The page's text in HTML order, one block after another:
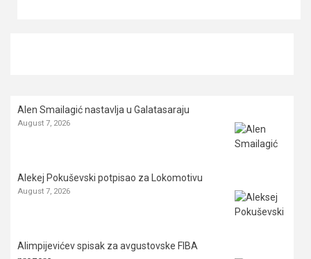
Alen Smailagić nastavlja u Galatasaraju
August 7, 2026
Alekej Pokuševski potpisao za Lokomotivu
August 7, 2026
Alimpijevićev spisak za avgustovske FIBA